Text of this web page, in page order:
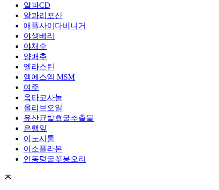
알파CD
알파리포산
애플사이다비니거
야생베리
야채수
양배추
엘라스틴
엠에스엠 MSM
여주
옥타코사놀
올리브오일
유산균발효굴추출물
은행잎
이노시톨
이소플라본
인동덩굴꽃봉오리
ㅈ